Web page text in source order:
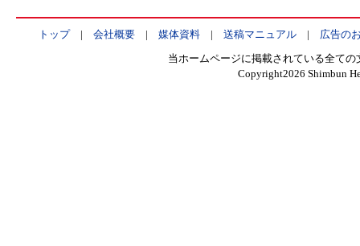
トップ| 会社概要| 媒体資料| 送稿マニュアル| 広告の
当ホームページに掲載されている全て
Copyright2026 Shimbun